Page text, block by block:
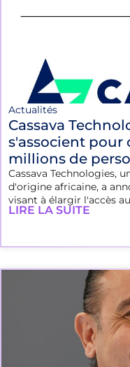
Actualités
Cassava
s'associent pour
millions de
Cassava Technologies,
d'origine africaine, a
visant à élargir l'accès
LIRE LA SUITE